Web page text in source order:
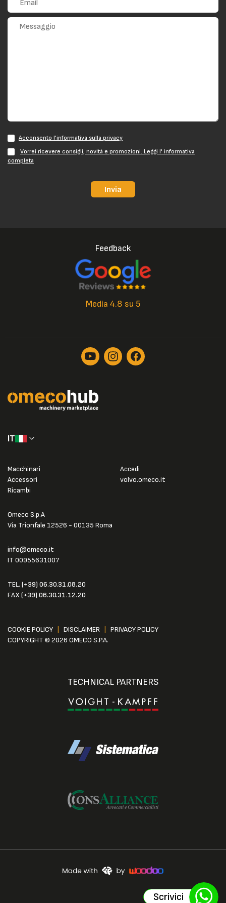
Acconsento l'informativa sulla privacy
Vorrei ricevere consigli, novità e promozioni. Leggi l' informativa
completa
Invia
Feedback
Media 4.8 su 5
IT
Omeco S.p.A
Via Trionfale 12526 - 00135 Roma
info@omeco.it
IT 00955631007
TEL. (+39) 06.30.31.08.20
FAX(+39) 06.30.31.12.20
Macchinari
Accessori
Ricambi
Accedi
volvo.omeco.it
COOKIE POLICY DISCLAIMER
PRIVACY POLICY
COPYRIGHT © 2026 OMECO S.P.A.
TECHNICAL PARTNERS
Scrivici